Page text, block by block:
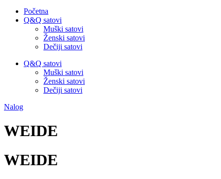
Početna
Q&Q satovi
Muški satovi
Ženski satovi
Dečiji satovi
Q&Q satovi
Muški satovi
Ženski satovi
Dečiji satovi
Nalog
WEIDE
WEIDE